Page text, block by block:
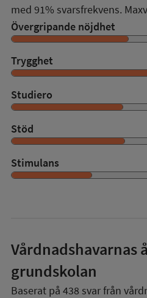
med 91% svarsfrekvens.
Övergripande nöjdhet
Trygghet
Studiero
Stöd
Stimulans
Vårdnadshavarnas
grundskolan
Baserat på 438 svar från